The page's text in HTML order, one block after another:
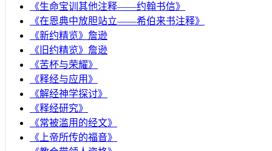
《生命宝训其他注释——约翰书信》
《在恩典中放胆站立——希伯来书注释》
《新约精览》詹逊
《旧约精览》詹逊
《苦杯与荣耀》
《释经与应用》
《解经神学探讨》
《释经研究》
《常被滥用的经文》
《上帝所传的福音》